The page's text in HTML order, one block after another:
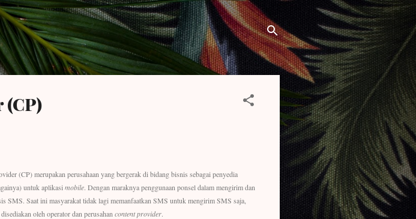
konten utama
(CP)
(CP) merupakan perusahaan yang bergerak di bidang bisnis sebagai penyedia
untuk aplikasi mobile. Dengan maraknya penggunaan ponsel dalam mengirim dan
SMS. Saat ini masyarakat tidak lagi memanfaatkan SMS untuk mengirim SMS saja,
oleh operator dan perusahan content provider.